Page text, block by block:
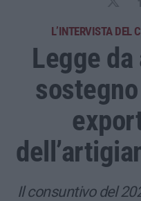
L’INTERVISTA DEL
Legge
Il consuntivo del